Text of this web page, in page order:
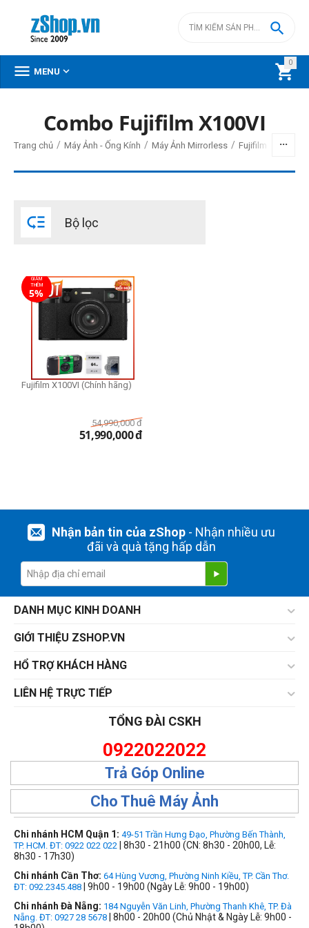
0


 MENU 
Bán chuyên
THIẾT LẬP LẠI
Combo Fujifilm X100VI
Trang chủ / Máy Ảnh - Ống Kính / Máy Ảnh Mirrorless / Fujifilm Mirrorless
 Bộ lọc
GIẢM
THÊM
5%
Fujifilm X100VI (Chính hãng)
54,990,000 đ
51,990,000đ
Nhận bản tin của zShop- Nhận nhiều ưu
đãi và quà tặng hấp dẫn
DANH MỤC KINH DOANH
GIỚI THIỆU ZSHOP.VN
HỔ TRỢ KHÁCH HÀNG
LIÊN HỆ TRỰC TIẾP
TỔNG ĐÀI CSKH
0922022022
Trả Góp Online
Cho Thuê Máy Ảnh
Chi nhánh HCM Quận 1: 49-51 Trần Hưng Đạo, Phường Bến Thành,
TP. HCM. ĐT: 0922 022 022 | 8h30 - 21h00 (CN: 8h30 - 20h00, Lễ:
8h30 - 17h30)
Chi nhánh Cần Thơ: 64 Hùng Vương, Phường Ninh Kiều, TP. Cần Thơ.
ĐT: 092.2345.488 | 9h00 - 19h00 (Ngày Lễ: 9h00 - 19h00)
Chi nhánh Đà Nẵng: 184 Nguyễn Văn Linh, Phường Thanh Khê, TP. Đà
Nẵng. ĐT: 0927 28 5678 | 8h00 - 20h00 (Chủ Nhật & Ngày Lễ: 9h00 -